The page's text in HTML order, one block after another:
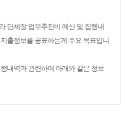
단체장 업무추진비 예산 및 집행내
출정보를 공표하는게 주요 목표입니
내역과 관련하여 아래와 같은 정보